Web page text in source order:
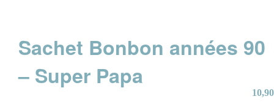
Sachet Bonbon années 90
– Super Papa
10,90